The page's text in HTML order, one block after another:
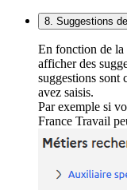
8. Suggestions
En fonction de la
afficher des
suggestions sont
avez saisis.
Par exemple si
France Travail